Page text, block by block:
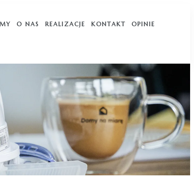
O NAS REALIZACJE KONTAKT OPINIE